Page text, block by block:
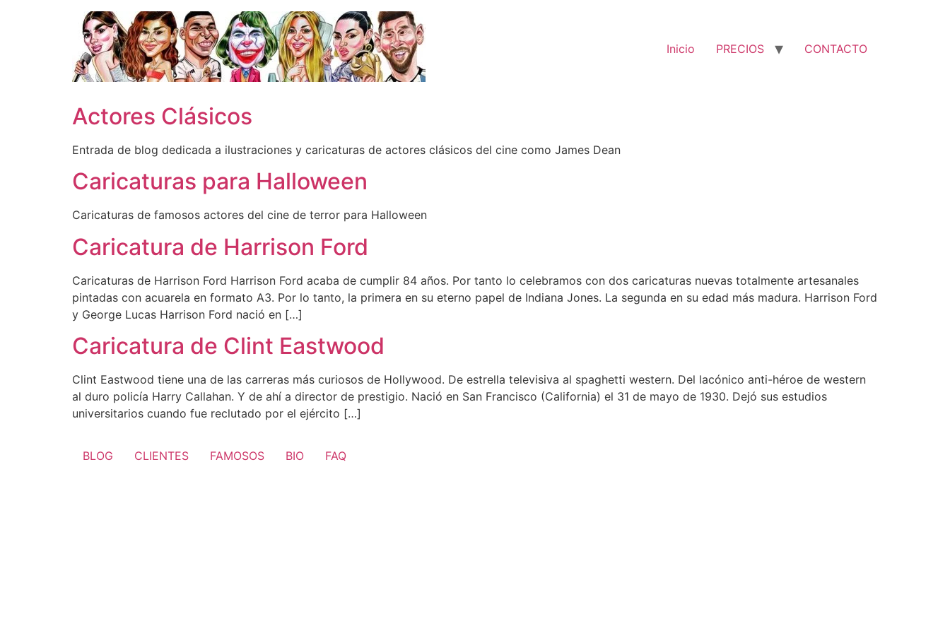
Inicio PRECIOS CONTACTO
Actores Clásicos
Entrada de blog dedicada a ilustraciones y caricaturas de actores clásicos del cine como James Dean
Caricaturas para Halloween
Caricaturas de famosos actores del cine de terror para Halloween
Caricatura de Harrison Ford
Caricaturas de Harrison Ford Harrison Ford acaba de cumplir 84 años. Por tanto lo celebramos con dos caricaturas nuevas totalmente artesanales
pintadas con acuarela en formato A3. Por lo tanto, la primera en su eterno papel de Indiana Jones. La segunda en su edad más madura. Harrison Ford
y George Lucas Harrison Ford nació en […]
Caricatura de Clint Eastwood
Clint Eastwood tiene una de las carreras más curiosos de Hollywood. De estrella televisiva al spaghetti western. Del lacónico anti-héroe de western
al duro policía Harry Callahan. Y de ahí a director de prestigio. Nació en San Francisco (California) el 31 de mayo de 1930. Dejó sus estudios
universitarios cuando fue reclutado por el ejército […]
BLOG CLIENTES FAMOSOS BIO FAQ